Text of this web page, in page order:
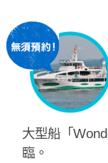
大型船「
臨。